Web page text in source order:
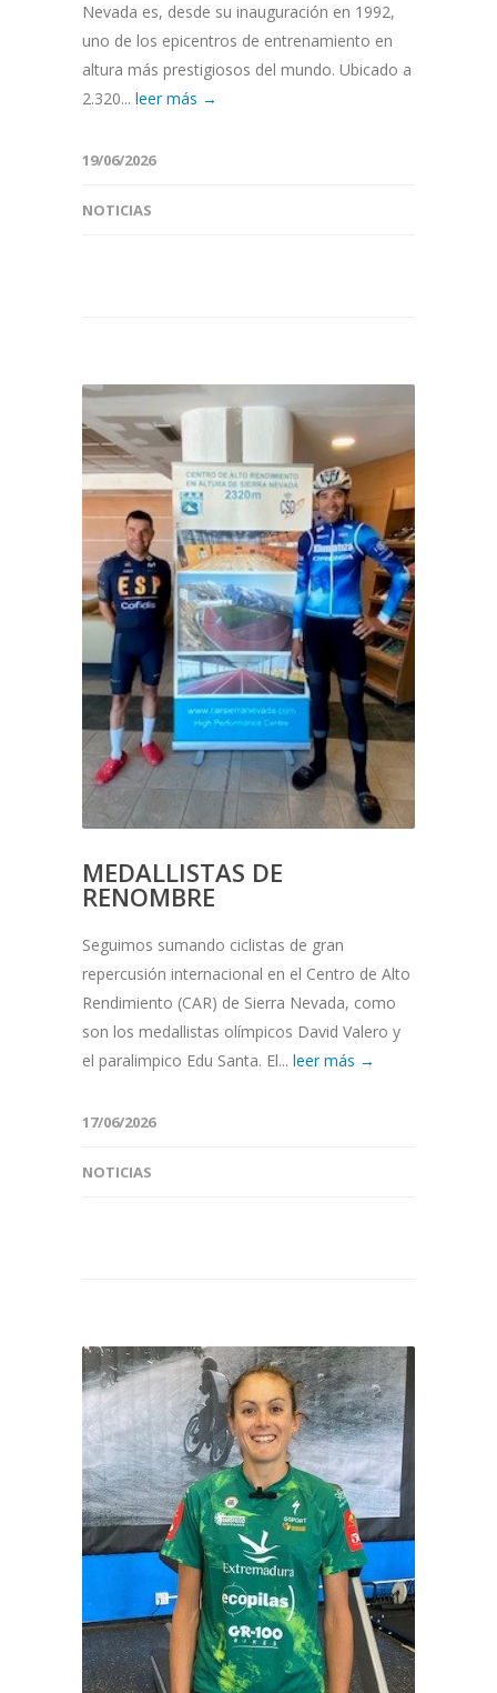
Nevada es, desde su inauguración en 1992,
uno de los epicentros de entrenamiento en
altura más prestigiosos del mundo. Ubicado a
2.320... leer más →
19/06/2026
NOTICIAS
MEDALLISTAS DE
RENOMBRE
Seguimos sumando ciclistas de gran
repercusión internacional en el Centro de Alto
Rendimiento (CAR) de Sierra Nevada, como
son los medallistas olímpicos David Valero y
el paralimpico Edu Santa. El... leer más →
17/06/2026
NOTICIAS